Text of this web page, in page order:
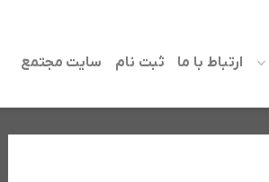
ارتباط با ما ثبت نام سایت مجتمع